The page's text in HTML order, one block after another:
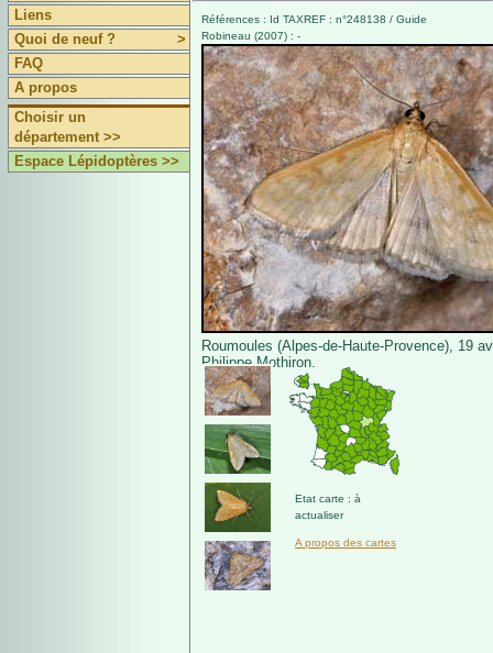
Liens
Quoi de neuf ?
>
FAQ
A propos
Choisir un
département >>
Espace Lépidoptères >>
Références : Id TAXREF : n°248138 / Guide
Robineau (2007) : -
Roumoules (Alpes-de-Haute-Provence), 19
Philippe Mothiron.
Etat carte : à
actualiser
A propos des cartes